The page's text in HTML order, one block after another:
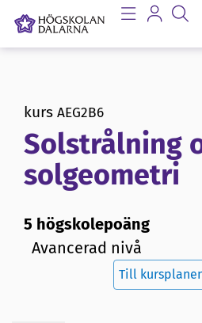
kurs AEG2B6
Solstrålning
solgeometri
5 högskolepoäng
Avancerad nivå
Till